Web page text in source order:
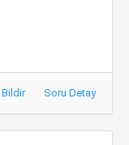
Soru Detay